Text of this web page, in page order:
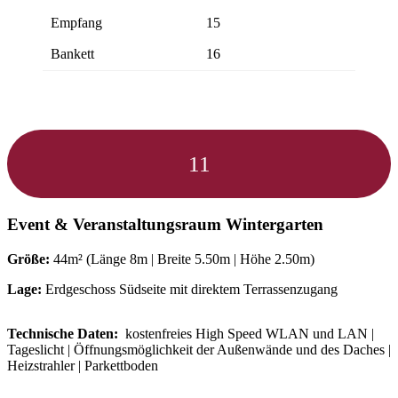
Empfang 15
Bankett 16
11
Event & Veranstaltungsraum Wintergarten
Größe: 44m² (Länge 8m | Breite 5.50m | Höhe 2.50m)
Lage: Erdgeschoss Südseite mit direktem Terrassenzugang
Technische Daten: kostenfreies High Speed WLAN und LAN |
Tageslicht | Öffnungsmöglichkeit der Außenwände und des Daches |
Heizstrahler | Parkettboden